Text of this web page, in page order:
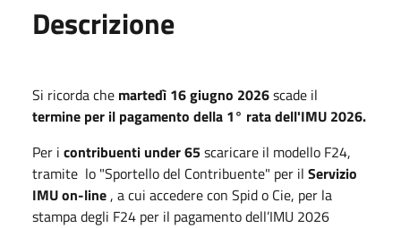
Descrizione
Si ricorda che martedì 16 giugno 2026scade il
termine per il pagamento della 1° rata dell'IMU 2026.
Per i contribuenti under 65scaricare il modello F24,
tramite lo "Sportello del Contribuente" per il Servizio
IMU on-line , a cui accedere con Spid o Cie, per la
stampa degli F24 per il pagamento dell’IMU 2026